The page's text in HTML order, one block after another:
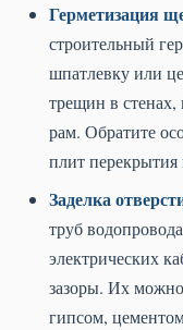
Герметизация
строительный
шпатлевку или
трещин в
рам. Обратите
плит перекрытия
Заделка
труб
электрических
зазоры. Их
гипсом,